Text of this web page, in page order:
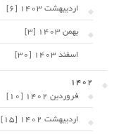
اردیبهشت 1403 [6]
بهمن 1403 [3]
اسفند 1403 [30]
1402
فروردین 1402 [10]
اردیبهشت 1402 [15]